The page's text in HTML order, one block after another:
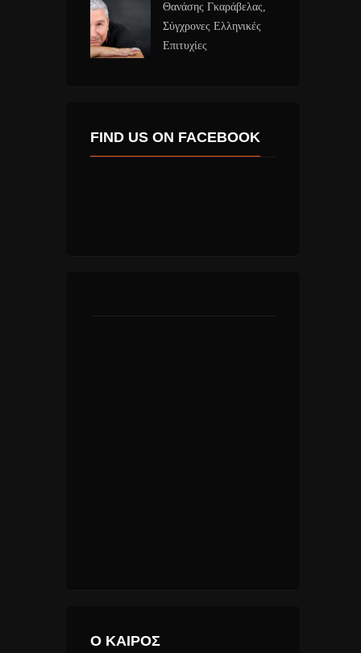
Θανάσης Γκαράβελας,
Σύγχρονες Ελληνικές
Επιτυχίες
FIND US ON FACEBOOK
Ο ΚΑΙΡΟΣ